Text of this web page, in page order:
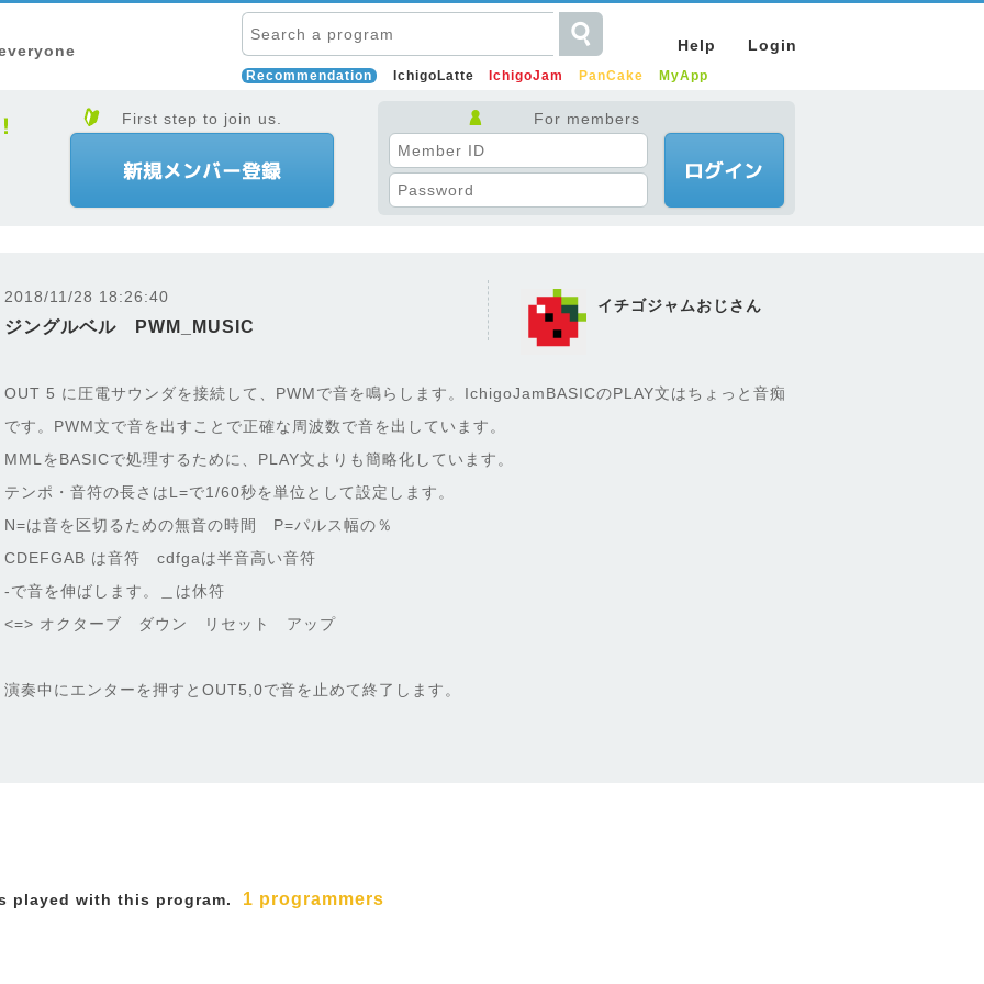
Help Login
Recommendation IchigoLatte IchigoJam PanCake MyApp
First step to join us. For members
2018/11/28 18:26:40
ジングルベル PWM_MUSIC
イチゴジャムおじさん
OUT 5 に圧電サウンダを接続して、PWMで音を鳴らします。IchigoJamBASICのPLAY文はちょっと音痴
です。PWM文で音を出すことで正確な周波数で音を出しています。
MMLをBASICで処理するために、PLAY文よりも簡略化しています。
テンポ・音符の長さはL=で1/60秒を単位として設定します。
N=は音を区切るための無音の時間 P=パルス幅の％
CDEFGAB は音符 cdfgaは半音高い音符
-で音を伸ばします。＿は休符
<=> オクターブ ダウン リセット アップ
演奏中にエンターを押すとOUT5,0で音を止めて終了します。
played with this program. 1 programmers